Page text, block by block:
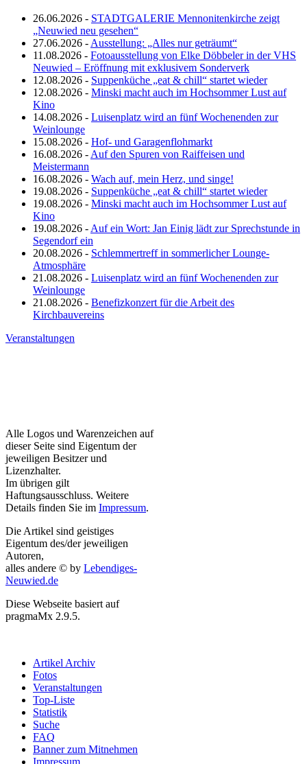
26.06.2026 - STADTGALERIE Mennonitenkirche zeigt
„Neuwied neu gesehen“
27.06.2026 - Ausstellung: „Alles nur geträumt“
11.08.2026 - Fotoausstellung von Elke Döbbeler in der VHS
Neuwied – Eröffnung mit exklusivem Sonderverk
12.08.2026 - Suppenküche „eat & chill“ startet wieder
12.08.2026 - Minski macht auch im Hochsommer Lust auf
Kino
14.08.2026 - Luisenplatz wird an fünf Wochenenden zur
Weinlounge
15.08.2026 - Hof- und Garagenflohmarkt
16.08.2026 - Auf den Spuren von Raiffeisen und
Meistermann
16.08.2026 - Wach auf, mein Herz, und singe!
19.08.2026 - Suppenküche „eat & chill“ startet wieder
19.08.2026 - Minski macht auch im Hochsommer Lust auf
Kino
19.08.2026 - Auf ein Wort: Jan Einig lädt zur Sprechstunde in
Segendorf ein
20.08.2026 - Schlemmertreff in sommerlicher Lounge-
Atmosphäre
21.08.2026 - Luisenplatz wird an fünf Wochenenden zur
Weinlounge
21.08.2026 - Benefizkonzert für die Arbeit des
Kirchbauvereins
Veranstaltungen
Alle Logos und Warenzeichen auf
dieser Seite sind Eigentum der
jeweiligen Besitzer und
Lizenzhalter.
Im übrigen gilt
Haftungsausschluss. Weitere
Details finden Sie im Impressum.
Die Artikel sind geistiges
Eigentum des/der jeweiligen
Autoren,
alles andere © by Lebendiges-
Neuwied.de
Diese Webseite basiert auf
pragmaMx 2.9.5.
Artikel Archiv
Fotos
Veranstaltungen
Top-Liste
Statistik
Suche
FAQ
Banner zum Mitnehmen
Impressum